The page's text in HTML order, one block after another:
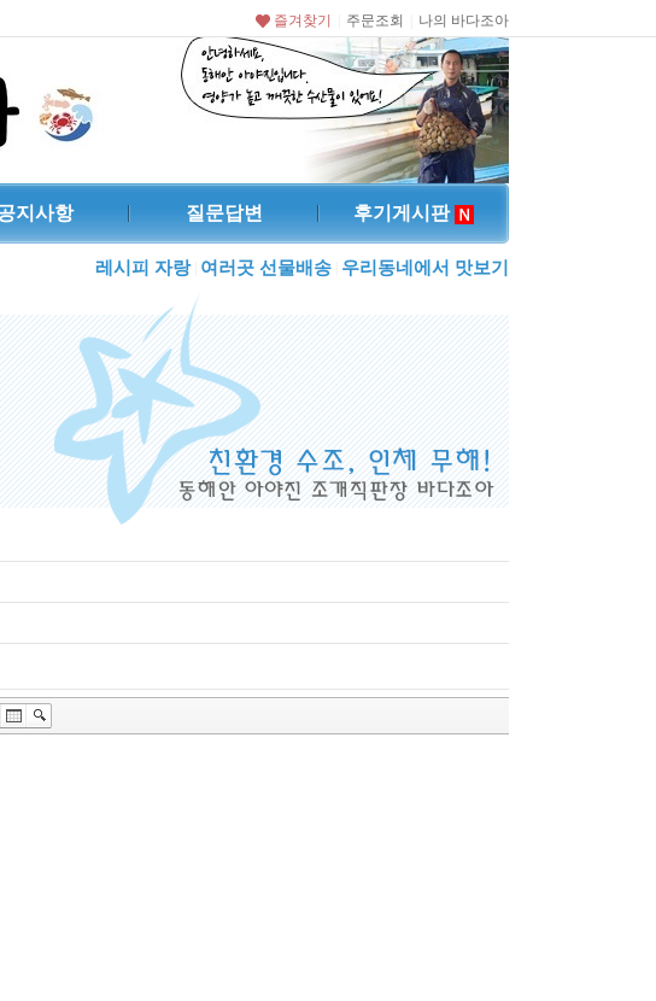
즐겨찾기 주문조회 나의 바다조아
지사항 질문답변 후기게시판
우리동네에서 맛보기
여러곳 선물배송
레시피 자랑